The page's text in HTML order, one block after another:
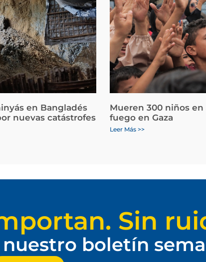
en Bangladés
nuevas catástrofes
Mueren 300 niños
fuego en Gaza
Leer Más >>
Sin
boletín